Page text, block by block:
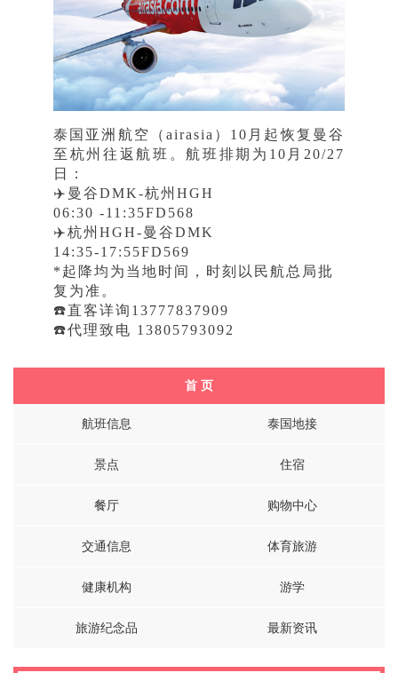
泰国亚洲航空（airasia）10月起恢复曼谷
至杭州往返航班。航班排期为10月20/27
日：
✈️曼谷DMK-杭州HGH
06:30 -11:35FD568
✈️杭州HGH-曼谷DMK
14:35-17:55FD569
*起降均为当地时间，时刻以民航总局批
复为准。
☎️直客详询13777837909
☎️代理致电 13805793092
首 页
航班信息 泰国地接
景点 住宿
餐厅 购物中心
交通信息 体育旅游
健康机构 游学
旅游纪念品 最新资讯